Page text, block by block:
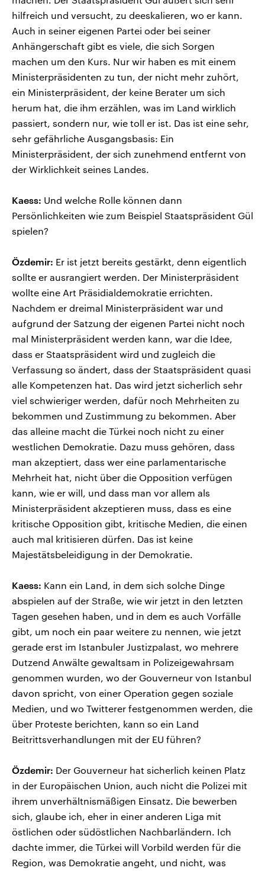
hilfreich und versucht, zu deeskalieren, wo er kann.
Auch in seiner eigenen Partei oder bei seiner
Anhängerschaft gibt es viele, die sich Sorgen
machen um den Kurs. Nur wir haben es mit einem
Ministerpräsidenten zu tun, der nicht mehr zuhört,
ein Ministerpräsident, der keine Berater um sich
herum hat, die ihm erzählen, was im Land wirklich
passiert, sondern nur, wie toll er ist. Das ist eine sehr,
sehr gefährliche Ausgangsbasis: Ein
Ministerpräsident, der sich zunehmend entfernt von
der Wirklichkeit seines Landes.
Kaess: Und welche Rolle können dann
Persönlichkeiten wie zum Beispiel Staatspräsident Gül
spielen?
Özdemir: Er ist jetzt bereits gestärkt, denn eigentlich
sollte er ausrangiert werden. Der Ministerpräsident
wollte eine Art Präsidialdemokratie errichten.
Nachdem er dreimal Ministerpräsident war und
aufgrund der Satzung der eigenen Partei nicht noch
mal Ministerpräsident werden kann, war die Idee,
dass er Staatspräsident wird und zugleich die
Verfassung so ändert, dass der Staatspräsident quasi
alle Kompetenzen hat. Das wird jetzt sicherlich sehr
viel schwieriger werden, dafür noch Mehrheiten zu
bekommen und Zustimmung zu bekommen. Aber
das alleine macht die Türkei noch nicht zu einer
westlichen Demokratie. Dazu muss gehören, dass
man akzeptiert, dass wer eine parlamentarische
Mehrheit hat, nicht über die Opposition verfügen
kann, wie er will, und dass man vor allem als
Ministerpräsident akzeptieren muss, dass es eine
kritische Opposition gibt, kritische Medien, die einen
auch mal kritisieren dürfen. Das ist keine
Majestätsbeleidigung in der Demokratie.
Kaess: Kann ein Land, in dem sich solche Dinge
abspielen auf der Straße, wie wir jetzt in den letzten
Tagen gesehen haben, und in dem es auch Vorfälle
gibt, um noch ein paar weitere zu nennen, wie jetzt
gerade erst im Istanbuler Justizpalast, wo mehrere
Dutzend Anwälte gewaltsam in Polizeigewahrsam
genommen wurden, wo der Gouverneur von Istanbul
davon spricht, von einer Operation gegen soziale
Medien, und wo Twitterer festgenommen werden, die
über Proteste berichten, kann so ein Land
Beitrittsverhandlungen mit der EU führen?
Özdemir: Der Gouverneur hat sicherlich keinen Platz
in der Europäischen Union, auch nicht die Polizei mit
ihrem unverhältnismäßigen Einsatz. Die bewerben
sich, glaube ich, eher in einer anderen Liga mit
östlichen oder südöstlichen Nachbarländern. Ich
dachte immer, die Türkei will Vorbild werden für die
Region, was Demokratie angeht, und nicht, was